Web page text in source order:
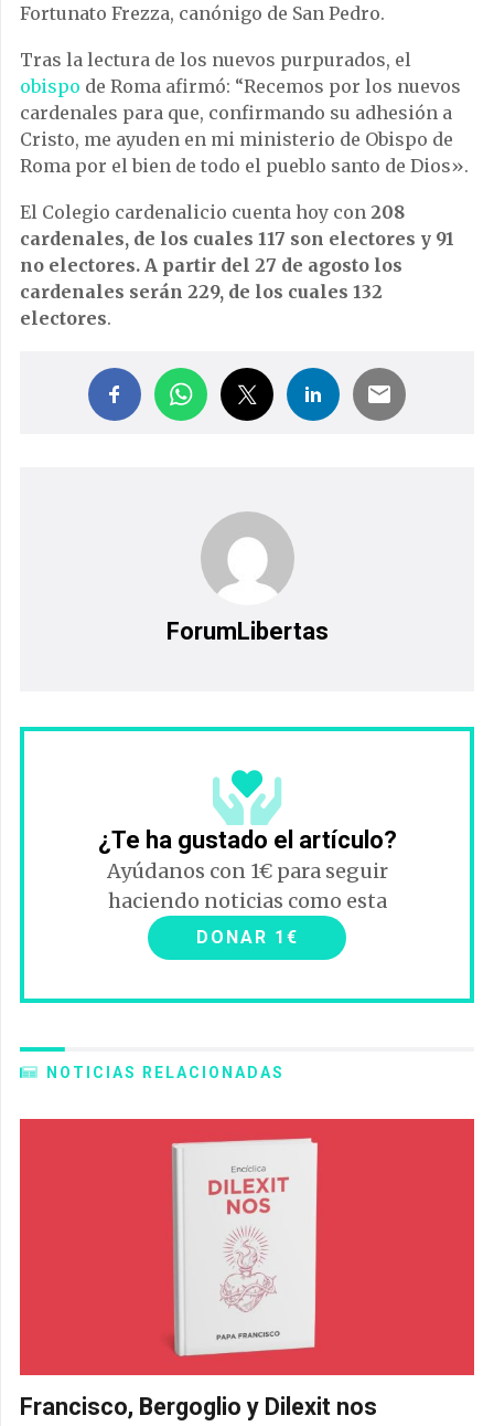
Fortunato Frezza, canónigo de San Pedro.
Tras la lectura de los nuevos purpurados, el
obispo de Roma afirmó: “Recemos por los nuevos
cardenales para que, confirmando su adhesión a
Cristo, me ayuden en mi ministerio de Obispo de
Roma por el bien de todo el pueblo santo de Dios».
El Colegio cardenalicio cuenta hoy con 208
cardenales, de los cuales 117 son electores y 91
no electores. A partir del 27 de agosto los
cardenales serán 229, de los cuales 132
electores.
ForumLibertas
¿Te ha gustado el artículo?
Ayúdanos con 1€ para seguir
haciendo noticias como esta
DONAR 1€
NOTICIAS RELACIONADAS
Francisco, Bergoglio y Dilexit nos